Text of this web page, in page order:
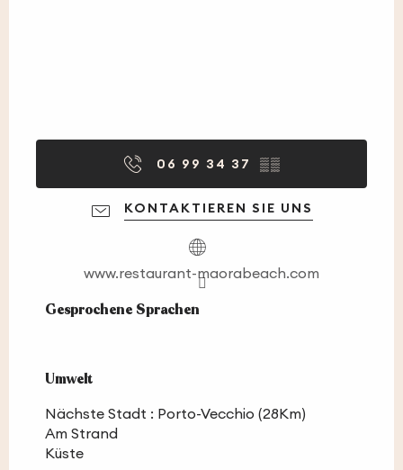
06 99 34 37 ▒▒
KONTAKTIEREN SIE UNS
www.restaurant-maorabeach.com
Gesprochene Sprachen
Gesprochene Sprachen
Umwelt
Umwelt
Nächste Stadt : Porto-Vecchio (28Km)
Am Strand
Küste